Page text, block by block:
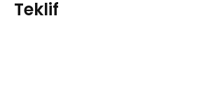
Teklif